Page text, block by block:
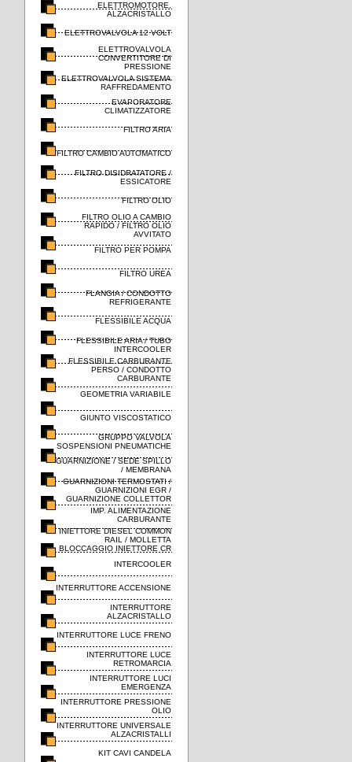
ELETTROMOTORE,
ALZACRISTALLO
ELETTROVALVOLA 12 VOLT
ELETTROVALVOLA
CONVERTITORE DI
PRESSIONE
ELETTROVALVOLA SISTEMA
RAFFREDAMENTO
EVAPORATORE
CLIMATIZZATORE
FILTRO ARIA
FILTRO CAMBIO AUTOMATICO
FILTRO DISIDRATATORE /
ESSICATORE
FILTRO OLIO
FILTRO OLIO A CAMBIO
RAPIDO / FILTRO OLIO
AVVITATO
FILTRO PER POMPA
FILTRO UREA
FLANGIA / CONDOTTO
REFRIGERANTE
FLESSIBILE ACQUA
FLESSIBILE ARIA / TUBO
INTERCOOLER
FLESSIBILE CARBURANTE
PERSO / CONDOTTO
CARBURANTE
GEOMETRIA VARIABILE
GIUNTO VISCOSTATICO
GRUPPO VALVOLA
SOSPENSIONI PNEUMATICHE
GUARNIZIONE / SEDE SPILLO
/ MEMBRANA
GUARNIZIONI TERMOSTATI /
GUARNIZIONI EGR /
GUARNIZIONE COLLETTOR
IMP. ALIMENTAZIONE
CARBURANTE
INIETTORE DIESEL COMMON
RAIL / MOLLETTA
BLOCCAGGIO INIETTORE CR
INTERCOOLER
INTERRUTTORE ACCENSIONE
INTERRUTTORE
ALZACRISTALLO
INTERRUTTORE LUCE FRENO
INTERRUTTORE LUCE
RETROMARCIA
INTERRUTTORE LUCI
EMERGENZA
INTERRUTTORE PRESSIONE
OLIO
INTERRUTTORE UNIVERSALE
ALZACRISTALLI
KIT CAVI CANDELA